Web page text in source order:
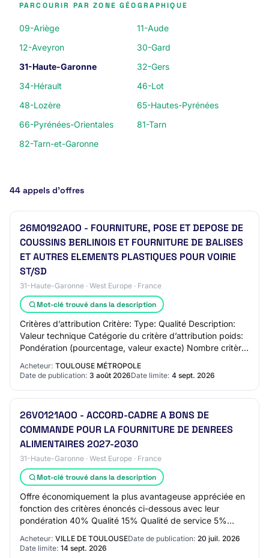
PARCOURIR PAR ZONE GÉOGRAPHIQUE
09-Ariège
11-Aude
12-Aveyron
30-Gard
31-Haute-Garonne
32-Gers
34-Hérault
46-Lot
48-Lozère
65-Hautes-Pyrénées
66-Pyrénées-Orientales
81-Tarn
82-Tarn-et-Garonne
44 appels d’offres
26M0192AOO - FOURNITURE, POSE ET DEPOSE DE
COUSSINS BERLINOIS ET FOURNITURE DE BALISES
ET AUTRES ELEMENTS PLASTIQUES POUR VOIRIE
ST/SD
31-Haute-Garonne · West Europe · France
Mot-clé trouvé dans la description
Critères d’attribution Critère: Type: Qualité Description:
Valeur technique Catégorie du critère d’attribution poids:
Pondération (pourcentage, valeur exacte) Nombre critère
d’attribution: 30 Critère…
Acheteur: TOULOUSE MÉTROPOLE
Date de publication: 3 août 2026Date limite: 4 sept. 2026
26V0121AOO - ACCORD-CADRE A BONS DE
COMMANDE POUR LA FOURNITURE DE DENREES
ALIMENTAIRES 2027-2030
31-Haute-Garonne · West Europe · France
Mot-clé trouvé dans la description
Offre économiquement la plus avantageuse appréciée en
fonction des critères énoncés ci-dessous avec leur
pondération 40% Qualité 15% Qualité de service 5%
Acheteur: VILLE DE TOULOUSEDate de publication: 20 juil. 2026
Date limite: 14 sept. 2026